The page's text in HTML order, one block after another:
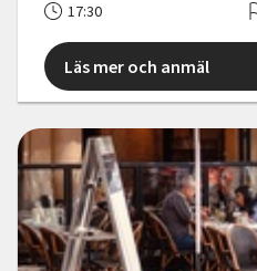
17:30
Läs mer och anmäl